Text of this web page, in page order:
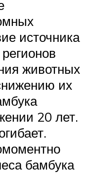
источника
животных
их
20 лет.
бамбука